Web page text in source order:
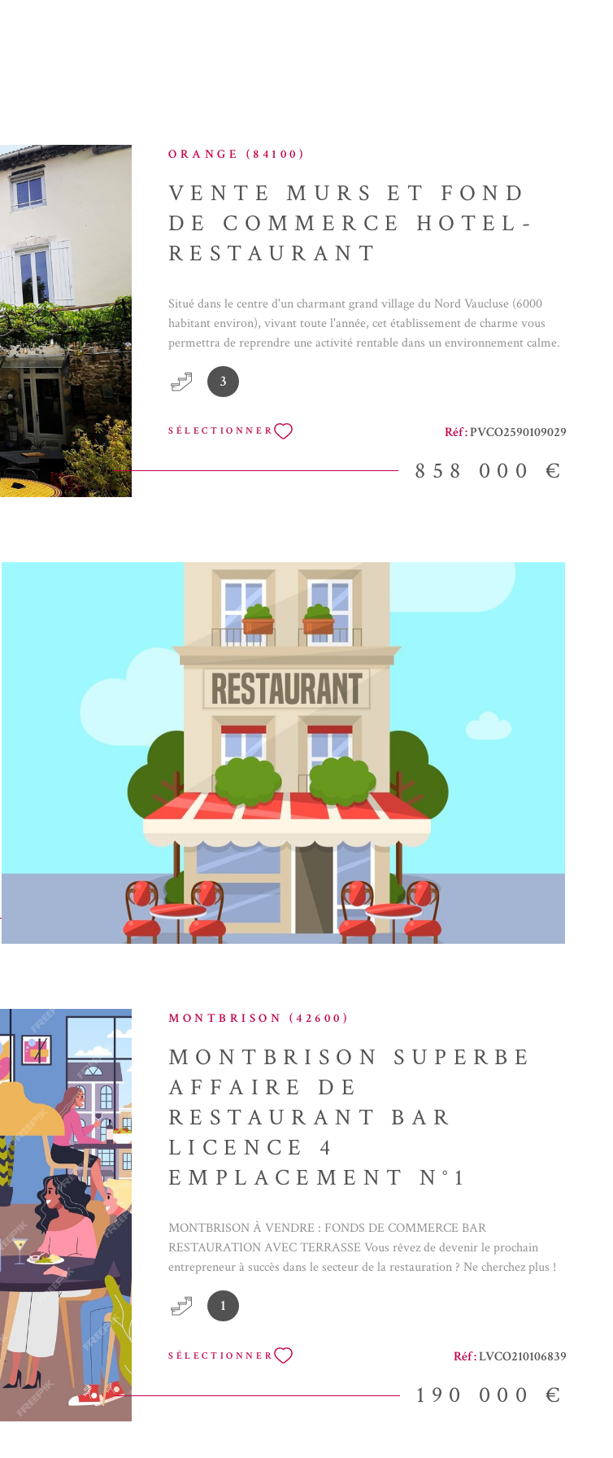
ORANGE (84100)
VENTE MURS ET FOND
DE COMMERCE HOTEL-
RESTAURANT
Situé dans le centre d'un charmant grand village du Nord Vaucluse (6000
habitant environ), vivant toute l'année, cet établissement de charme vous
permettra de reprendre une activité rentable dans un environnement calme.
Le restaurant d'une capacité intérieur de 40 couverts , augmenté en été d'une
terrasse de 60 couverts, et d'un chalet au style atypique (capacité environ 30
couverts essentiellement en hiver), propose une cuisine varié à la nette
domination Provençale. L'hôtel disposant de 5 chambres toutes climatisées
vous permettra une activité complémentaire à bonne rentabilité.
L'établissement dispose également d'un appartement de fonction d'environs
130 m2 (1 pièce à vivre, 2 chambres et 1 cuisine indépendante.
3
SÉLECTIONNER Réf :PVCO2590109029
858 000 €
VOIR LE BIEN
MONTBRISON (42600)
MONTBRISON SUPERBE
AFFAIRE DE
RESTAURANT BAR
LICENCE 4
EMPLACEMENT N°1
MONTBRISON À VENDRE : FONDS DE COMMERCE BAR
RESTAURATION AVEC TERRASSE Vous rêvez de devenir le prochain
entrepreneur à succès dans le secteur de la restauration ? Ne cherchez plus !
Emplacement privilégié : Situé dans un quartier animé, ce bar-restaurant est
idéalement placé pour attirer une clientèle variée. Équipement complet : Bien
équipé et prêt à fonctionner, vous n’aurez qu’à poser vos valises et
commencer à servir vos clients, dès le matin le bar est ouvert, service de
restauration uniquement le midi, 48 couverts. Grande terrasse de 55 places :
Profitez de l’espace extérieur pour créer une ambiance conviviale et
accueillante, parfaite pour les premiers beaux jours. Opportunité à saisir :
1
SÉLECTIONNER Réf :LVCO210106839
190 000 €